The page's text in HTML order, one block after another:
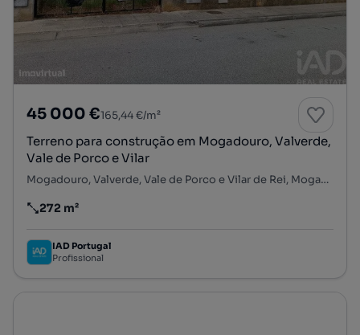
45 000 €165,44 €/m²
Terreno para construção em Mogadouro, Valverde,
Vale de Porco e Vilar
Mogadouro, Valverde, Vale de Porco e Vilar de Rei, Mogadouro, Bragança
Preço por metro quadrado
272 m²
IAD Portugal
Profissional